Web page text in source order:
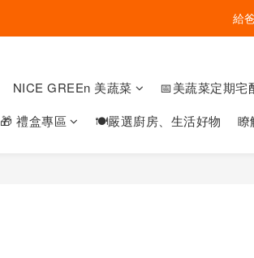
盛夏
給
NICE GREEn 美蔬菜 📅美蔬菜定期宅
🎁 禮盒專區 🍽嚴選廚房、生活好物 瞭